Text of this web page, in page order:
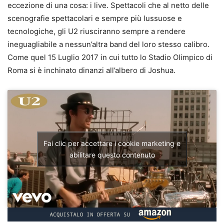
eccezione di una cosa: i live. Spettacoli che al netto delle
scenografie spettacolari e sempre più lussuose e
tecnologiche, gli U2 riusciranno sempre a rendere
ineguagliabile a nessun’altra band del loro stesso calibro.
Come quel 15 Luglio 2017 in cui tutto lo Stadio Olimpico di
Roma si è inchinato dinanzi all’albero di Joshua.
Fai clic per accettare i cookie marketing e
abilitare questo contenuto